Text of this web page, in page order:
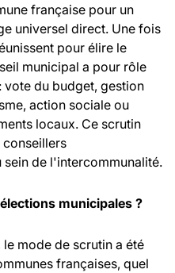
française pour un
universel direct. Une fois
pour élire le
municipal a pour rôle
vote du budget, gestion
action sociale ou
locaux. Ce scrutin
sein de l'intercommunalité.
municipales ?
mode de scrutin a été
françaises, quel